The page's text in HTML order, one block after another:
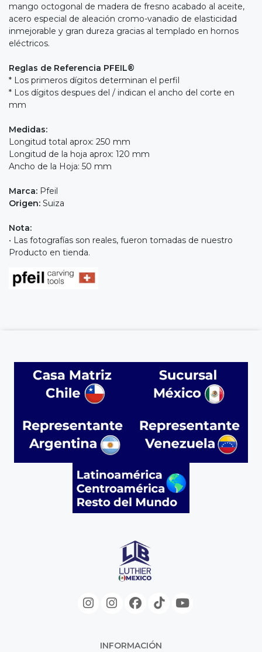
mango octogonal de madera de fresno acabado al aceite,
acero especial de aleación cromo-vanadio de elasticidad
inmejorable y gran dureza gracias al templado en hornos
eléctricos.
Reglas de Referencia PFEIL®
* Los primeros dígitos determinan el perfil
* Los dígitos despues del / indican el ancho del corte en
mm
Medidas:
Longitud total aprox: 250 mm
Longitud de la hoja aprox: 120 mm
Ancho de la Hoja: 50 mm
Marca: Pfeil
Origen: Suiza
Nota:
• Las fotografías son reales, fueron tomadas de nuestro
Producto en tienda.
INFORMACIÓN